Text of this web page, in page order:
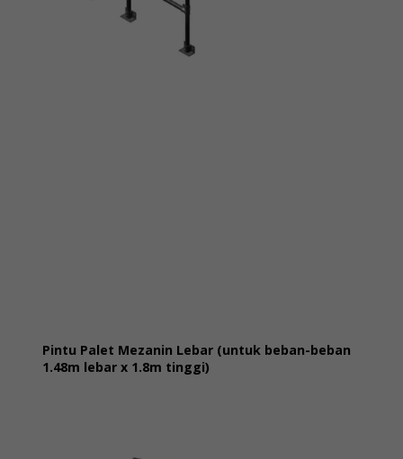
Pintu Palet Mezanin Lebar (untuk beban-beban
1.48m lebar x 1.8m tinggi)